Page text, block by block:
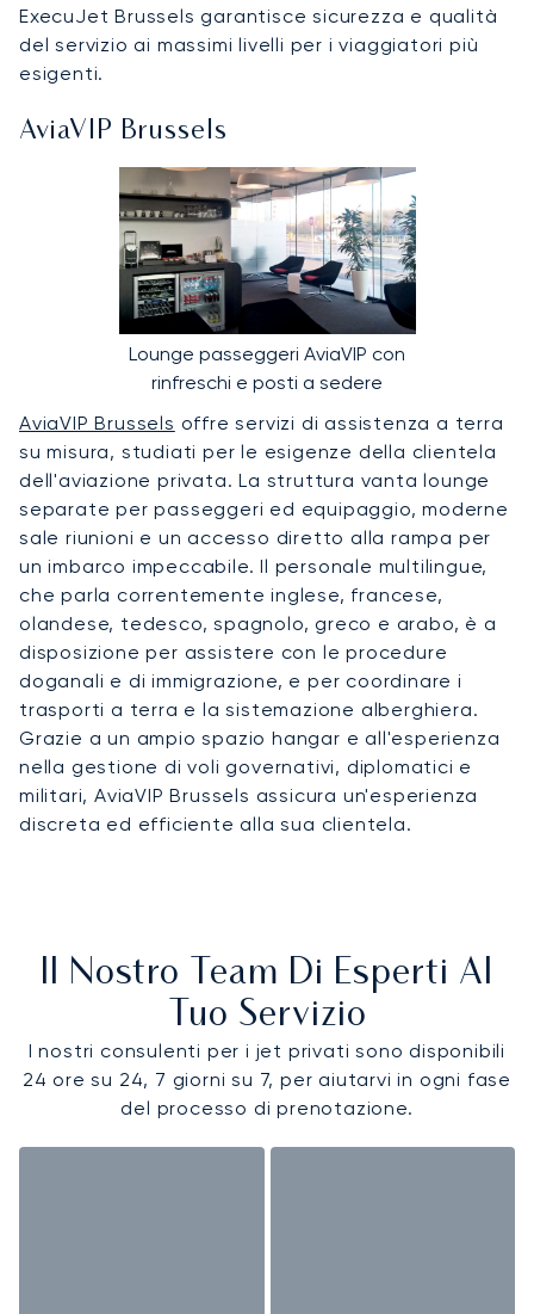
ExecuJet Brussels garantisce sicurezza e qualità
del servizio ai massimi livelli per i viaggiatori più
esigenti.
AviaVIP Brussels
Lounge passeggeri AviaVIP con
rinfreschi e posti a sedere
AviaVIP Brussels offre servizi di assistenza a terra
su misura, studiati per le esigenze della clientela
dell'aviazione privata. La struttura vanta lounge
separate per passeggeri ed equipaggio, moderne
sale riunioni e un accesso diretto alla rampa per
un imbarco impeccabile. Il personale multilingue,
che parla correntemente inglese, francese,
olandese, tedesco, spagnolo, greco e arabo, è a
disposizione per assistere con le procedure
doganali e di immigrazione, e per coordinare i
trasporti a terra e la sistemazione alberghiera.
Grazie a un ampio spazio hangar e all'esperienza
nella gestione di voli governativi, diplomatici e
militari, AviaVIP Brussels assicura un'esperienza
discreta ed efficiente alla sua clientela.
Il Nostro Team Di Esperti Al
Tuo Servizio
I nostri consulenti per i jet privati sono disponibili
24 ore su 24, 7 giorni su 7, per aiutarvi in ogni fase
del processo di prenotazione.